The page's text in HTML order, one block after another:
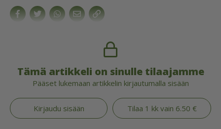
Tämä artikkeli on sinulle tilaajamme
Pääset lukemaan artikkelin kirjautumalla sisään
Kirjaudu sisään Tilaa 1 kk vain 6.50 €